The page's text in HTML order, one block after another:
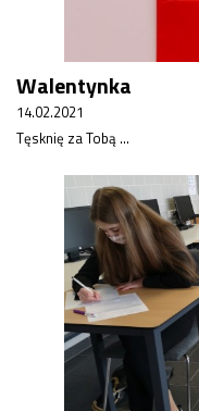
Walentynka
14.02.2021
Tęsknię za Tobą ...